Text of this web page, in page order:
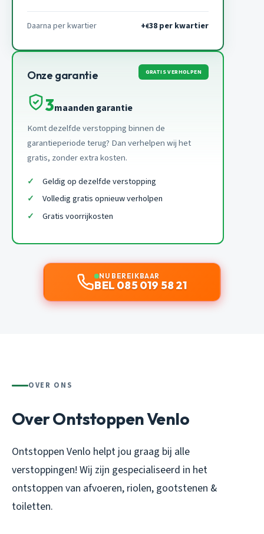
Daarna per kwartier +€38 per kwartier
Onze garantie GRATIS VERHOLPEN
3maanden garantie
Komt dezelfde verstopping binnen de
garantieperiode terug? Dan verhelpen wij het
gratis, zonder extra kosten.
Geldig op dezelfde verstopping
Volledig gratis opnieuw verholpen
Gratis voorrijkosten
NU BEREIKBAAR
BEL 085 019 58 21
OVER ONS
Over Ontstoppen Venlo
Ontstoppen Venlo helpt jou graag bij alle
verstoppingen! Wij zijn gespecialiseerd in het
ontstoppen van afvoeren, riolen, gootstenen &
toiletten.